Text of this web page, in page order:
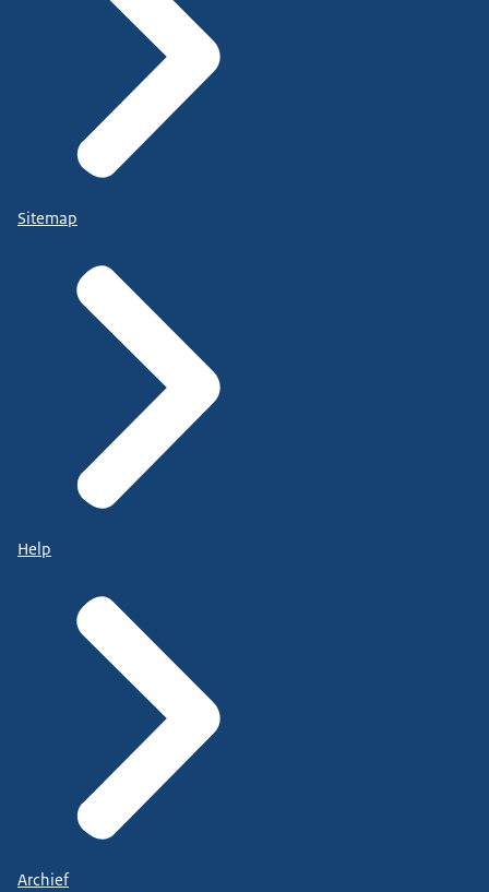
Sitemap
Help
Archief